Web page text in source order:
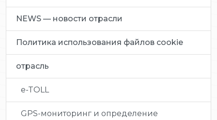
NEWS — новости отрасли
Политика использования файлов cookie
отрасль
e-TOLL
GPS-мониторинг и определение